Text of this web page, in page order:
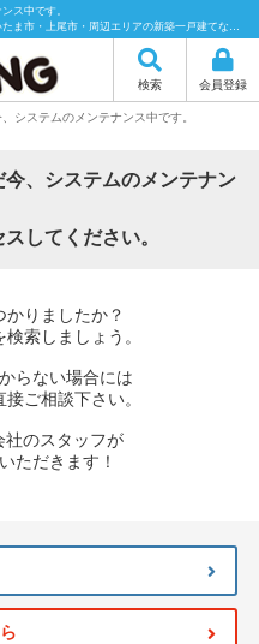
ス中です。
新築一戸建てなら55HOUSING（55ハウジング）にお任せください！
検索 会員登録
システムのメンテナンス中です。
、システムのメンテナン
してください。
かりましたか？
索しましょう。
らない場合には
ご相談下さい。
社のスタッフが
ただきます！